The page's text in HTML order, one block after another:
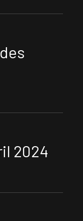
2024